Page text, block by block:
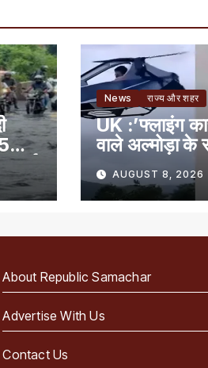
News राज्य और शहर
UK :’फ्लाइंग
वाले अल्मोड़ा के
AUGUST 8, 2026
About Republic Samachar
Advertise With Us
Contact Us